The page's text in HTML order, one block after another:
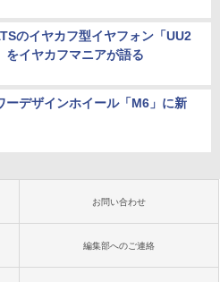
のイヤカフ型イヤフォン「UU2
をイヤカフマニアが語る
ーデザインホイール「M6」に新
お問い合わせ
編集部へのご連絡